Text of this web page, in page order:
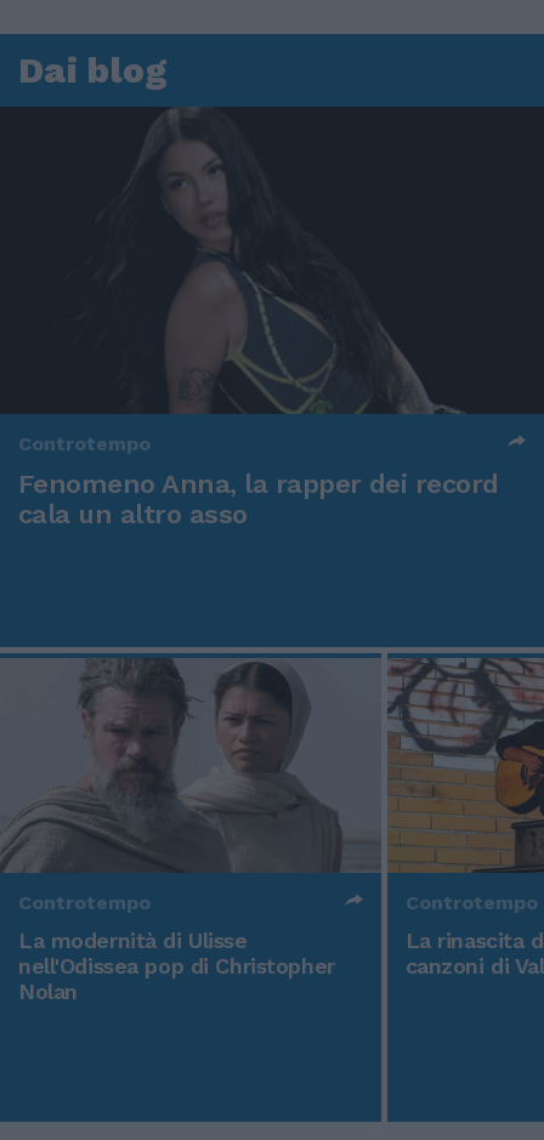
Dai blog
Controtempo
Fenomeno Anna, la rapper dei record
cala un altro asso
Controtempo
La modernità di Ulisse
nell'Odissea pop di Christopher
Nolan
Controtempo
La rinascita
canzoni di